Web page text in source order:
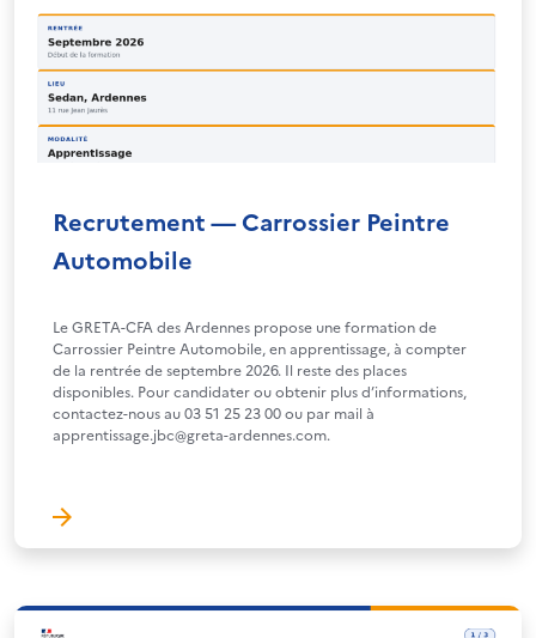
Recrutement — Carrossier Peintre
Automobile
Le GRETA-CFA des Ardennes propose une formation de
Carrossier Peintre Automobile, en apprentissage, à compter
de la rentrée de septembre 2026. Il reste des places
disponibles. Pour candidater ou obtenir plus d’informations,
contactez-nous au 03 51 25 23 00 ou par mail à
apprentissage.jbc@greta-ardennes.com.